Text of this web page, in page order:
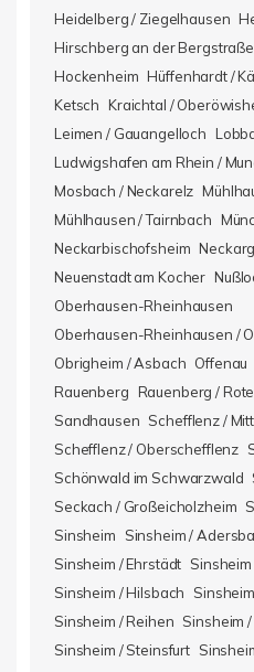
Heidelberg / Ziegelhausen
Hirschberg an der
Hockenheim Hüffenhardt /
Ketsch Kraichtal /
Leimen / Gauangelloch
Ludwigshafen am Rhein /
Mosbach / Neckarelz
Mühlhausen / Tairnbach
Neckarbischofsheim
Neuenstadt am Kocher
Oberhausen-Rheinhausen
Oberhausen-Rheinhausen /
Obrigheim / Asbach Offenau
Rauenberg Rauenberg /
Sandhausen Schefflenz /
Schefflenz / Oberschefflenz
Schönwald im Schwarzwald
Seckach / Großeicholzheim
Sinsheim
Sinsheim /
Sinsheim / Ehrstädt
Sinsheim / Hilsbach
Sinsheim / Reihen Sinsheim
Sinsheim / Steinsfurt